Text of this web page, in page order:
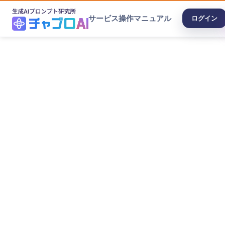
サービス操作マニュアル ログイン